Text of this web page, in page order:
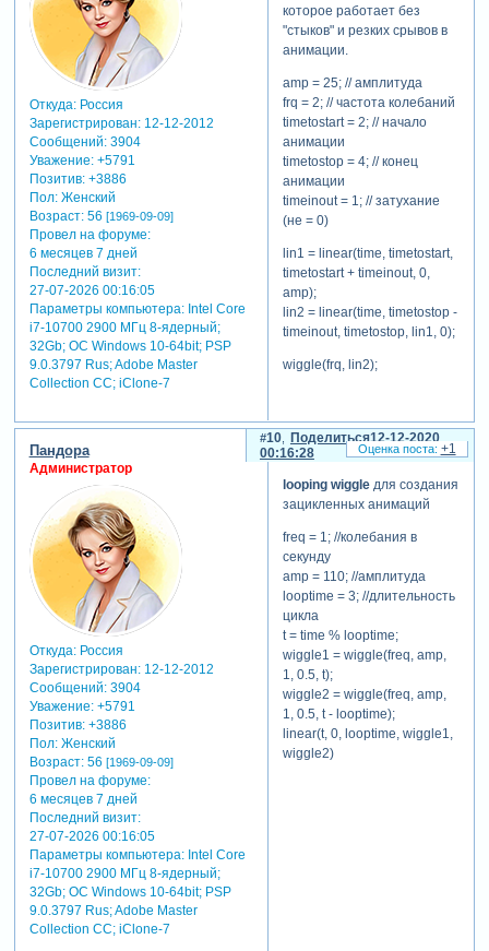
Откуда:Россия
Зарегистрирован: 12-12-2012
Сообщений:3904
Уважение: +5791
Позитив: +3886
Пол:Женский
Возраст:56 [1969-09-09]
Провел на форуме:
6 месяцев 7 дней
Последний визит:
27-07-2026 00:16:05
Параметры компьютера:Intel Core
i7-10700 2900 МГц 8-ядерный;
32Gb; ОС Windows 10-64bit; PSP
9.0.3797 Rus; Adobe Master
Collection СС; iClone-7
которое работает без
"стыков" и резких срывов в
анимации.
amp = 25; // амплитуда
frq = 2; // частота колебаний
timetostart = 2; // начало
анимации
timetostop = 4; // конец
анимации
timeinout = 1; // затухание
(не = 0)
lin1 = linear(time, timetostart,
timetostart + timeinout, 0,
amp);
lin2 = linear(time, timetostop -
timeinout, timetostop, lin1, 0);
wiggle(frq, lin2);
Поделиться
10
12-12-2020
00:16:28
Пандора
Администратор
Откуда:Россия
Зарегистрирован: 12-12-2012
Сообщений:3904
Уважение: +5791
Позитив: +3886
Пол:Женский
Возраст:56 [1969-09-09]
Провел на форуме:
6 месяцев 7 дней
Последний визит:
27-07-2026 00:16:05
Параметры компьютера:Intel Core
i7-10700 2900 МГц 8-ядерный;
32Gb; ОС Windows 10-64bit; PSP
9.0.3797 Rus; Adobe Master
Collection СС; iClone-7
looping wiggleдля создания
зацикленных анимаций
freq = 1; //колебания в
секунду
amp = 110; //амплитуда
looptime = 3; //длительность
цикла
t = time % looptime;
wiggle1 = wiggle(freq, amp,
1, 0.5, t);
wiggle2 = wiggle(freq, amp,
1, 0.5, t - looptime);
linear(t, 0, looptime, wiggle1,
wiggle2)
+1